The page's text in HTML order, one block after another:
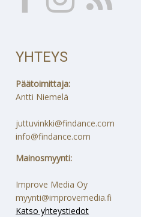
YHTEYS
Päätoimittaja:
Antti Niemelä
juttuvinkki@findance.com
info@findance.com
Mainosmyynti:
Improve Media Oy
myynti@improvemedia.fi
Katso yhteystiedot